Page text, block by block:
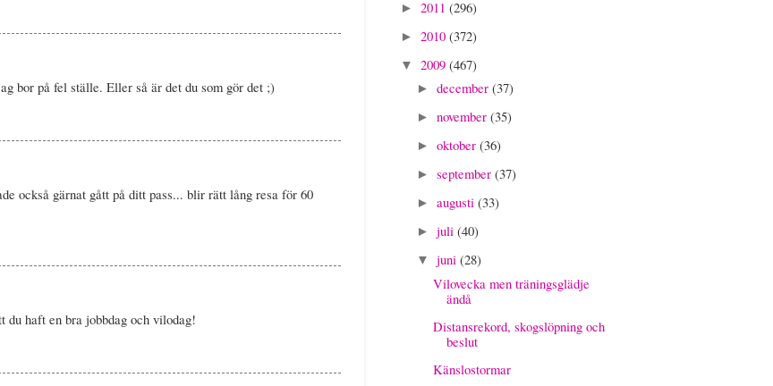
bor på fel ställe. Eller så är det du som gör det ;)
också gärnat gått på ditt pass... blir rätt lång resa för 60
du haft en bra jobbdag och vilodag!
► 2011 (296)
► 2010 (372)
▼ 2009 (467)
► december (37)
► november (35)
► oktober (36)
► september (37)
► augusti (33)
► juli (40)
▼ juni (28)
Vilovecka men träningsglädje
ändå
Distansrekord, skogslöpning och
beslut
Känslostormar